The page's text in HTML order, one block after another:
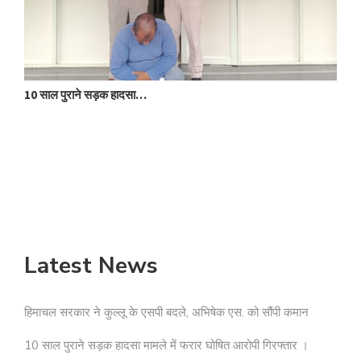
10 साल पुराने सड़क हादसा…
Latest News
हिमाचल सरकार ने कुल्लू के एसपी बदले, अभिषेक एस. को सौंपी कमान
10 साल पुराने सड़क हादसा मामले में फरार घोषित आरोपी गिरफ्तार ।